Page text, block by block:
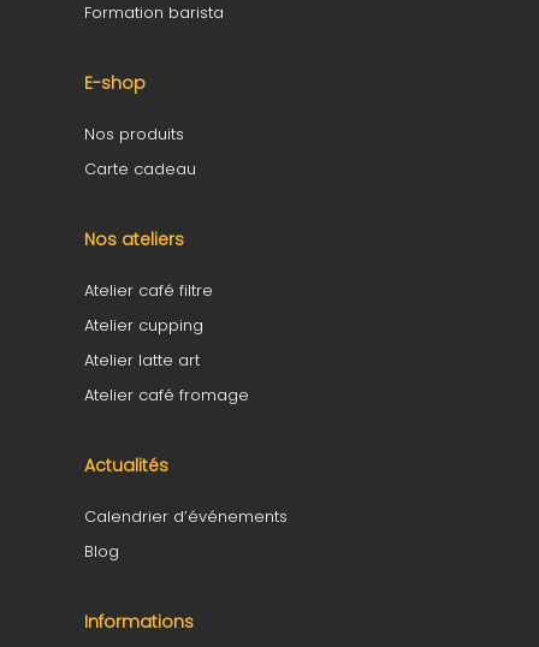
Formation barista
E-shop
Nos produits
Carte cadeau
Nos ateliers
Atelier café filtre
Atelier cupping
Atelier latte art
Atelier café fromage
Actualités
Calendrier d’événements
Blog
Informations